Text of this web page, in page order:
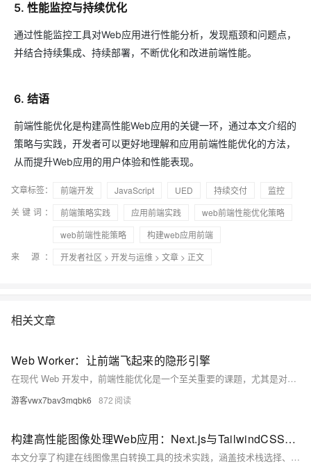
5. 性能监控与持续优化
通过性能监控工具对Web应用进行性能分析，发现瓶颈和问题点，
并结合持续集成、持续部署，不断优化和改进前端性能。
6. 结语
前端性能优化是构建高性能Web应用的关键一环，通过本文介绍的
策略与实践，开发者可以更好地理解和应用前端性能优化的方法，
从而提升Web应用的用户体验和性能表现。
文章标签： 前端开发 JavaScript UED 持续交付
监控
关键词：
前端策略实践 应用前端实践
web前端性能优化策略
web前端性能策略
构建web应用前端
来 源：
开发者社区 > 开发与运维 > 文章 > 正文
相关文章
Web Worker：让前端飞起来的隐形引擎
在现代 Web 开发中，前端性能优化是一个至关重要的课题，尤其是对于计算密集型的应用，如图像处理、视频处理、大规模数据分析等任务。单线程的 JavaScript 引擎常常成为性能瓶颈，导致应用变得迟缓。Web Worker，作为一种强大的技术，使得前端能够在后台进行并行计算，从而实现高效的任务处理，不影响主线程的运行和用户的交互体验。
游客vwx7bav3mqbk6 872
构建高性能图像处理Web应用：Next.js与TailwindCSS实践
本文分享了构建在线图像黑白转换工具的技术实践，涵盖技术栈选择、架构设计与性能优化。项目采用Next.js提供优秀的SSR性能和SEO支持，TailwindCSS加速UI开发，WebAssembly实现高性能图像处理算法。通过渐进式处理、WebWorker隔离及内存管理等策略，解决大图像处理性能瓶颈，并确保跨浏览器兼容性和移动设备优化。实际应用案例展示了其即时处理、高质量输出和客户端隐私保护等特点。未来计划引入WebGPU加速、AI增强等功能，进一步提升用户体验。此技术栈为Web图像处理应用提供了高效可行的解决方案。